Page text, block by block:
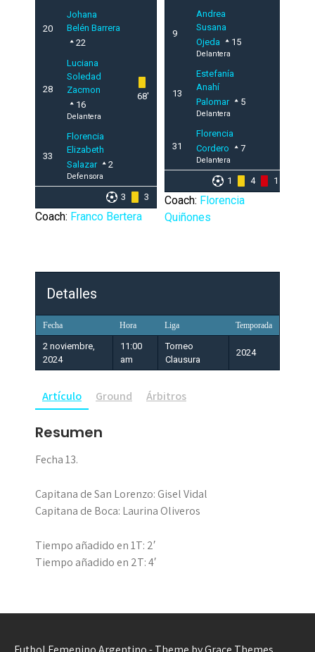
20
Johana
Belén Barrera
22
28
Luciana
Soledad
Zacmon
16
Delantera
68'
33
Florencia
Elizabeth
Salazar
2
Defensora
3 3
Coach: Franco Bertera
9
Andrea
Susana
Ojeda
15
Delantera
13
Estefanía
Anahí
Palomar
5
Delantera
31
Florencia
Cordero
7
Delantera
1 4 1
Coach: Florencia
Quiñones
Detalles
Fecha Hora Liga Temporada
2 noviembre,
2024
11:00
am
Torneo
Clausura
2024
Artículo Ground Árbitros
Resumen
Fecha 13.
Capitana de San Lorenzo: Gisel Vidal
Capitana de Boca: Laurina Oliveros
Tiempo añadido en 1T: 2′
Tiempo añadido en 2T: 4′